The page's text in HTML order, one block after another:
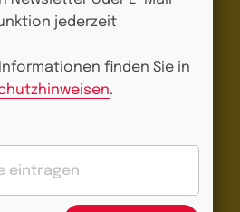
jederzeit
finden Sie in
.